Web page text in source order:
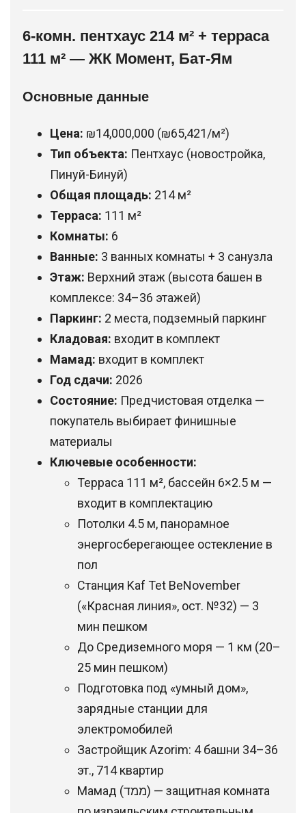
6-комн. пентхаус 214 м² + терраса
111 м² — ЖК Момент, Бат-Ям
Основные данные
Цена: ₪14,000,000 (₪65,421/м²)
Тип объекта: Пентхаус (новостройка,
Пинуй-Бинуй)
Общая площадь: 214 м²
Терраса: 111 м²
Комнаты: 6
Ванные: 3 ванных комнаты + 3 санузла
Этаж: Верхний этаж (высота башен в
комплексе: 34–36 этажей)
Паркинг: 2 места, подземный паркинг
Кладовая: входит в комплект
Мамад: входит в комплект
Год сдачи: 2026
Состояние: Предчистовая отделка —
покупатель выбирает финишные
материалы
Ключевые особенности:
Терраса 111 м², бассейн 6×2.5 м —
входит в комплектацию
Потолки 4.5 м, панорамное
энергосберегающее остекление в
пол
Станция Kaf Tet BeNovember
(«Красная линия», ост. №32) — 3
мин пешком
До Средиземного моря — 1 км (20–
25 мин пешком)
Подготовка под «умный дом»,
зарядные станции для
электромобилей
Застройщик Azorim: 4 башни 34–36
эт., 714 квартир
Мамад (ממד) — защитная комната